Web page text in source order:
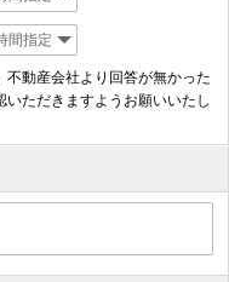
動産会社より回答が無かった
ただきますようお願いいたし